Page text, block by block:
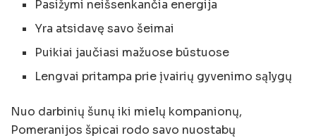
Pasižymi neišsenkančia energija
Yra atsidavę savo šeimai
Puikiai jaučiasi mažuose būstuose
Lengvai pritampa prie įvairių gyvenimo sąlygų
Nuo darbinių šunų iki mielų kompanionų,
Pomeranijos špicai rodo savo nuostabų